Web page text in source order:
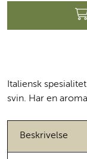
Italiensk
svin. Har en
Beskrivelse